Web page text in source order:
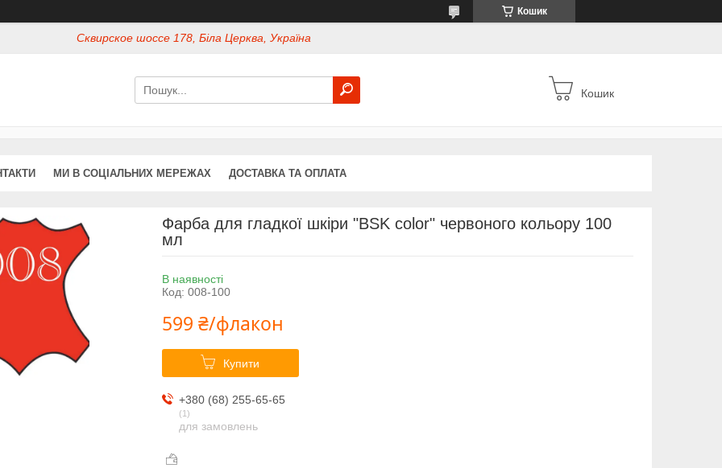
Кошик
Сквирское шоссе 178, Біла Церква, Україна
Кошик
МИ В СОЦІАЛЬНИХ МЕРЕЖАХ ДОСТАВКА ТА ОПЛАТА
Фарба для гладкої шкіри "BSK color" червоного кольору 100
мл
В наявності
Код: 008-100
599 ₴/флакон
Купити
+380 (68) 255-65-65
1
для замовлень